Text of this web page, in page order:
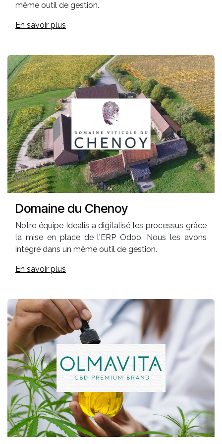
même outil de gestion.
En savoir plus
Domaine du Chenoy
Notre équipe Idealis a digitalisé les processus grâce
la mise en place de l'ERP Odoo. Nous les avons
intégré dans un même outil de gestion.
En savoir plus